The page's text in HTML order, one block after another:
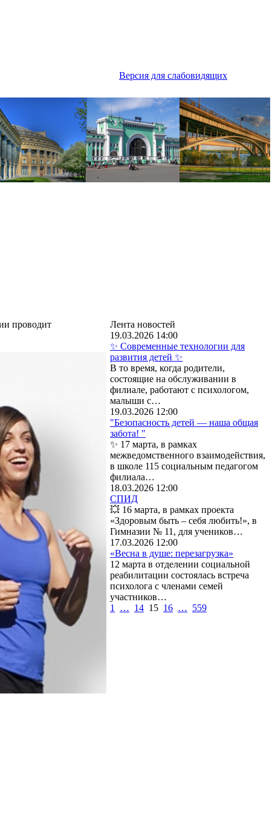
Версия для слабовидящих
проводит
Лента новостей
19.03.2026 14:00
✨ Современные технологии для
развития детей ✨
В то время, когда родители,
состоящие на обслуживании в
филиале, работают с психологом,
малыши с…
19.03.2026 12:00
"Безопасность детей — наша общая
забота! "
✨ 17 марта, в рамках
межведомственного взаимодействия,
в школе 115 социальным педагогом
филиала…
18.03.2026 12:00
СПИД
💥 16 марта, в рамках проекта
«Здоровым быть – себя любить!», в
Гимназии № 11, для учеников…
17.03.2026 12:00
«Весна в душе: перезагрузка»
12 марта в отделении социальной
реабилитации состоялась встреча
психолога с членами семей
участников…
1
… 14 15 16 … 559